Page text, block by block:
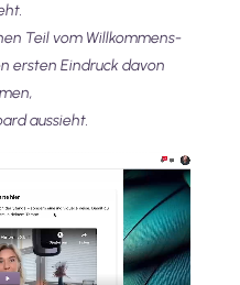
Teil vom Willkommens-
ersten Eindruck davon
aussieht.